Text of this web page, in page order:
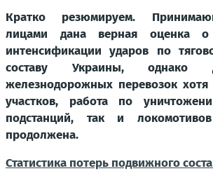
Кратко резюмируем.
лицами дана верная оценка о
интенсификации ударов по
составу Украины, однако
железнодорожных перевозок
участков, работа по
подстанций, так и
продолжена.
Статистика потерь подвижного